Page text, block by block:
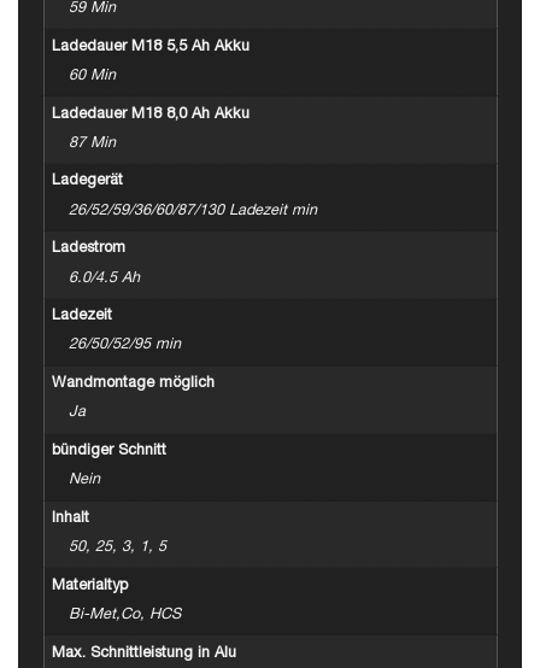
59 Min
Ladedauer M18 5,5 Ah Akku
60 Min
Ladedauer M18 8,0 Ah Akku
87 Min
Ladegerät
26/52/59/36/60/87/130 Ladezeit min
Ladestrom
6.0/4.5 Ah
Ladezeit
26/50/52/95 min
Wandmontage möglich
Ja
bündiger Schnitt
Nein
Inhalt
50, 25, 3, 1, 5
Materialtyp
Bi-Met,Co, HCS
Max. Schnittleistung in Alu